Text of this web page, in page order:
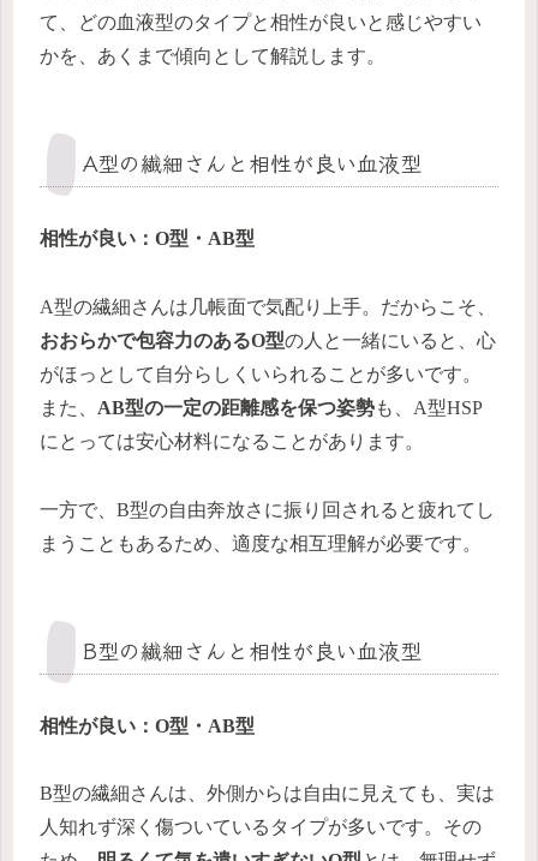
て、どの血液型のタイプと相性が良いと感じやすい
かを、あくまで傾向として解説します。
A型の繊細さんと相性が良い血液型
相性が良い：O型・AB型
A型の繊細さんは几帳面で気配り上手。だからこそ、
おおらかで包容力のあるO型の人と一緒にいると、心
がほっとして自分らしくいられることが多いです。
また、 AB型の一定の距離感を保つ姿勢も、A型HSP
にとっては安心材料になることがあります。
一方で、B型の自由奔放さに振り回されると疲れてし
まうこともあるため、適度な相互理解が必要です。
B型の繊細さんと相性が良い血液型
相性が良い：O型・AB型
B型の繊細さんは、外側からは自由に見えても、実は
人知れず深く傷ついているタイプが多いです。その